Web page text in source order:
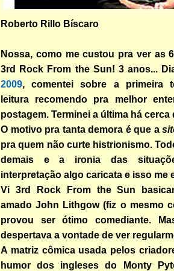
Roberto Rillo Bíscaro
Nossa, como me custou pra ver as
3rd Rock From the Sun! 3 anos...
2009, comentei sobre a primeira
leitura recomendo pra melhor
postagem. Terminei a última há cerca
O motivo pra tanta demora é que a
pra quem não curte histrionismo.
demais e a ironia das
interpretação algo caricata e isso me
Vi 3rd Rock From the Sun
amado John Lithgow (fiz o mesmo
provou ser ótimo comediante.
despertava a vontade de ver
A matriz cômica usada pelos
humor dos ingleses do Monty